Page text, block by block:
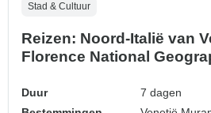
Stad & Cultuur
Reizen: Noord-Italië van
Florence National
Duur
7 dagen